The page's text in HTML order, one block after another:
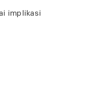
implikasi